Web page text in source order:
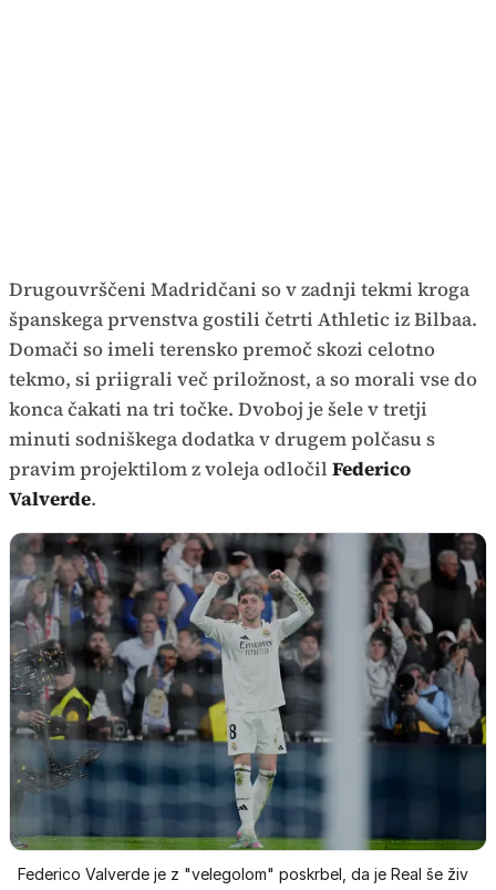
Drugouvrščeni Madridčani so v zadnji tekmi kroga
španskega prvenstva gostili četrti Athletic iz Bilbaa.
Domači so imeli terensko premoč skozi celotno
tekmo, si priigrali več priložnost, a so morali vse do
konca čakati na tri točke. Dvoboj je šele v tretji
minuti sodniškega dodatka v drugem polčasu s
pravim projektilom z voleja odločil Federico
Valverde.
Federico Valverde je z "velegolom" poskrbel, da je Real še živ